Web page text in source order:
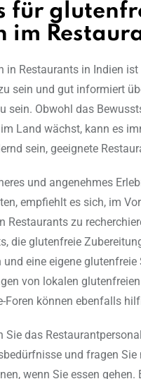
für
im
in Restaurants in Indien
sein und gut informiert
sein. Obwohl das
Land wächst, kann es
sein, geeignete
und angenehmes
empfiehlt es sich, im
Restaurants zu
die glutenfreie
und eine eigene glutenfreie
von lokalen
Foren können ebenfalls
Sie das
und fragen
wenn Sie essen gehen.